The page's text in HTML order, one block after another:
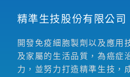
精準生技股份有限公司
開發免疫細胞製劑以及應用
及家屬的生活品質，為癌症
力，並努力打造精準生技，